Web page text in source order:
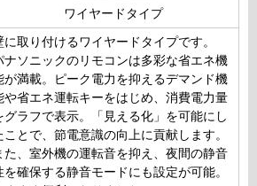
ワイヤードタイプ
に取り付けるワイヤードタイプです。
ナソニックのリモコンは多彩な省エネ機
が満載。ピーク電力を抑えるデマンド機
や省エネ運転キーをはじめ、消費電力量
グラフで表示。「見える化」を可能にし
ことで、節電意識の向上に貢献します。
た、室外機の運転音を抑え、夜間の静音
を確保する静音モードにも設定が可能。